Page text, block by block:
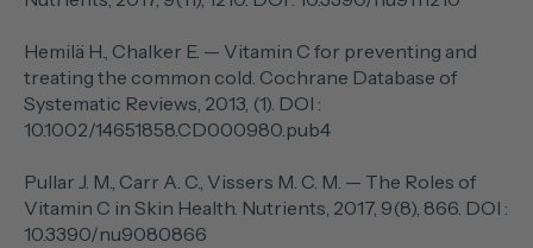
Hemilä H., Chalker E. — Vitamin C for preventing and
treating the common cold. Cochrane Database of
Systematic Reviews, 2013, (1). DOI :
10.1002/14651858.CD000980.pub4
Pullar J. M., Carr A. C., Vissers M. C. M. — The Roles of
Vitamin C in Skin Health. Nutrients, 2017, 9(8), 866. DOI :
10.3390/nu9080866